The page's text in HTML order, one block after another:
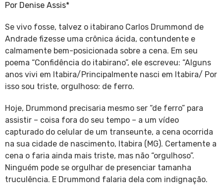
Por Denise Assis*
Se vivo fosse, talvez o itabirano Carlos Drummond de
Andrade fizesse uma crônica ácida, contundente e
calmamente bem-posicionada sobre a cena. Em seu
poema “Confidência do itabirano”, ele escreveu: “Alguns
anos vivi em Itabira/Principalmente nasci em Itabira/ Por
isso sou triste, orgulhoso: de ferro.
Hoje, Drummond precisaria mesmo ser “de ferro” para
assistir – coisa fora do seu tempo – a um vídeo
capturado do celular de um transeunte, a cena ocorrida
na sua cidade de nascimento, Itabira (MG). Certamente a
cena o faria ainda mais triste, mas não “orgulhoso”.
Ninguém pode se orgulhar de presenciar tamanha
truculência. E Drummond falaria dela com indignação.